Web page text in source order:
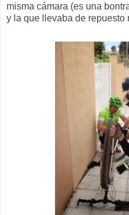
misma cámara (es una
y la que llevaba de repuesto